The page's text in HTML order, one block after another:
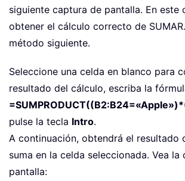
siguiente captura de pantalla. En este
obtener el cálculo correcto de
método siguiente.
Seleccione una celda en blanco para
resultado del cálculo, escriba la
pulse la tecla Intro.
A continuación, obtendrá el resultado
suma en la celda seleccionada. Vea la
pantalla: